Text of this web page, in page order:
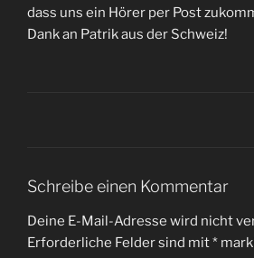
dass uns ein Hörer per Post
Dank an Patrik aus der Schweiz!
Schreibe einen Kommentar
Deine E-Mail-Adresse wird nicht
Erforderliche Felder sind mit*